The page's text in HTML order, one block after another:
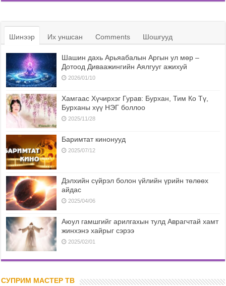
Шинээр Их уншсан Comments Шошгууд
Шашин дахь Арьяабалын Аргын ул мөр –
Дотоод Диваажингийн Аялгууг ажихуй
2026/01/10
Хамгаас Хүчирхэг Гурав: Бурхан, Тим Ко Тү,
Бурханы хүү НЭГ боллоо
2025/11/28
Баримтат кинонууд
2025/07/12
Дэлхийн сүйрэл болон үйлийн үрийн төлөөх
айдас
2025/04/06
Аюул гамшгийг арилгахын тулд Аврагчтай хамт
жинхэнэ хайрыг сэрээ
2025/02/01
СУПРИМ МАСТЕР ТВ